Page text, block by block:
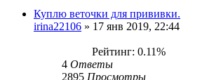
Куплю веточки для прививки.
irina22106 » 17 янв 2019, 22:44
Рейтинг: 0.11%
4 Ответы
2895 Просмотры